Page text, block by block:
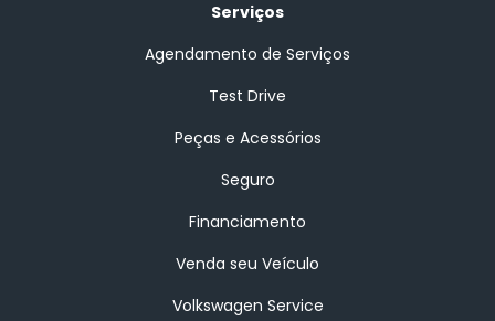
Serviços
Agendamento de Serviços
Test Drive
Peças e Acessórios
Seguro
Financiamento
Venda seu Veículo
Volkswagen Service